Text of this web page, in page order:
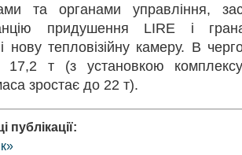
та органами управління,
придушення LIRE і
нову тепловізійну камеру. В
т (з установкою комплексу
зростає до 22 т).
публікації: